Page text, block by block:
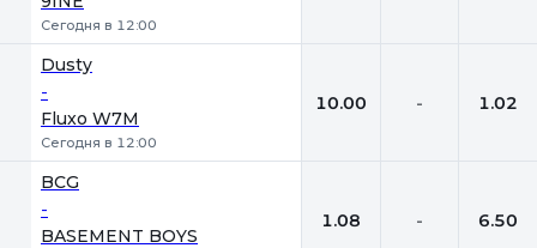
Сегодня в 12:00
Dusty
-
Fluxo W7M
Сегодня в 12:00
10.00 - 1.02
BCG
-
BASEMENT BOYS
1.08 - 6.50